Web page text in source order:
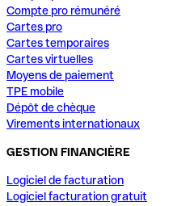
Compte pro rémunéré
Cartes pro
Cartes temporaires
Cartes virtuelles
Moyens de paiement
TPE mobile
Dépôt de chèque
Virements internationaux
GESTION FINANCIÈRE
Logiciel de facturation
Logiciel facturation gratuit